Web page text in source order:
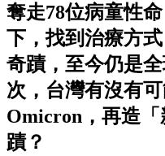
奪走78位病童性
下，找到治療方
奇蹟，至今仍是
次，台灣有沒有
Omicron，再造
蹟？